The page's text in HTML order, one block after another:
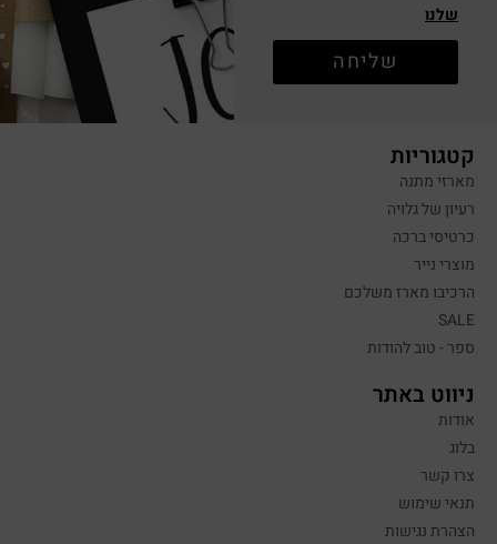
שלנו
שליחה
קטגוריות
מארזי מתנה
רעיון של גלויה
כרטיסי ברכה
מוצרי נייר
הרכיבו מארז משלכם
SALE
ספר - טוב להודות
ניווט באתר
אודות
בלוג
צרו קשר
תנאי שימוש
הצהרת נגישות